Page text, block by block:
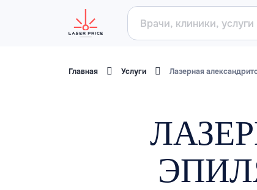
Главная Услуги Лазерная